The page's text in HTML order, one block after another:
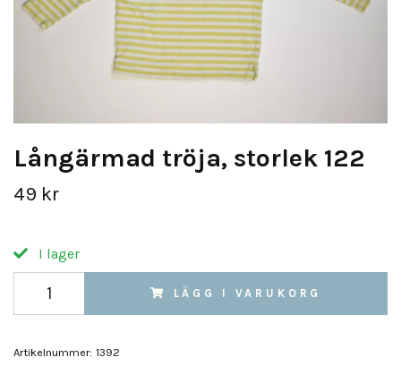
Långärmad tröja, storlek 122
49 kr
I lager
LÄGG I VARUKORG
Artikelnummer: 1392